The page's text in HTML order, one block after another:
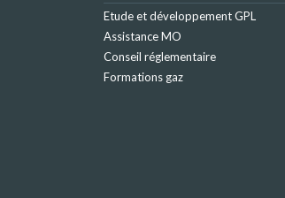
Etude et développement GPL
Assistance MO
Conseil réglementaire
Formations gaz